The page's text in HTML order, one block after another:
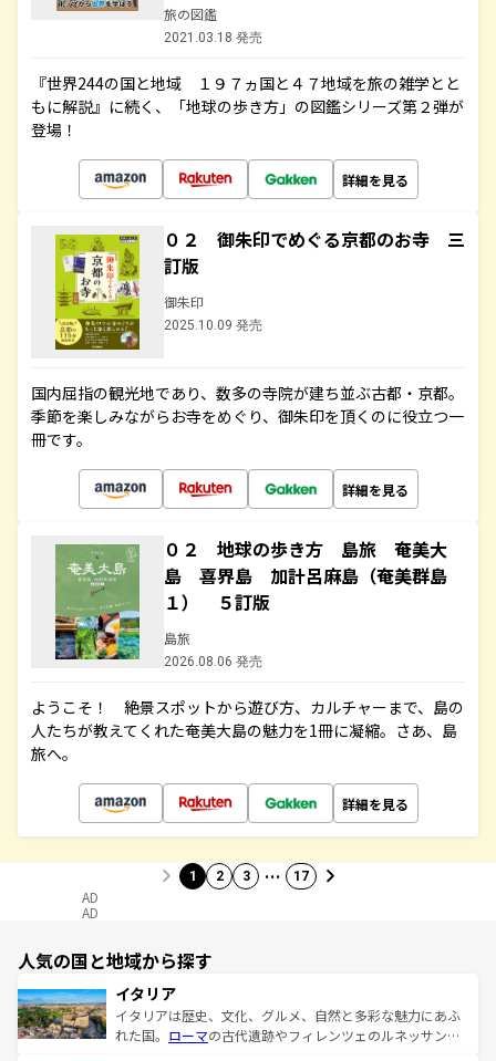
旅の図鑑
2021.03.18 発売
『世界244の国と地域 １９７ヵ国と４７地域を旅の雑学とと
もに解説』に続く、「地球の歩き方」の図鑑シリーズ第２弾が
登場！
詳細を見る
０２ 御朱印でめぐる京都のお寺 三
訂版
御朱印
2025.10.09 発売
国内屈指の観光地であり、数多の寺院が建ち並ぶ古都・京都。
季節を楽しみながらお寺をめぐり、御朱印を頂くのに役立つ一
冊です。
詳細を見る
０２ 地球の歩き方 島旅 奄美大
島 喜界島 加計呂麻島（奄美群島
１） ５訂版
島旅
2026.08.06 発売
ようこそ！ 絶景スポットから遊び方、カルチャーまで、島の
人たちが教えてくれた奄美大島の魅力を1冊に凝縮。さあ、島
旅へ。
詳細を見る
1 2 3 … 17
AD
AD
人気の国と地域から探す
イタリア
イタリアは歴史、文化、グルメ、自然と多彩な魅力にあふ
れた国。 ローマの古代遺跡やフィレンツェのルネッサンス